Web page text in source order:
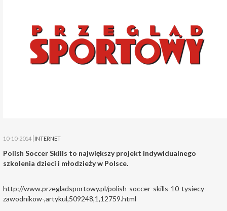
10-10-2014 INTERNET
Polish Soccer Skills to największy projekt indywidualnego
szkolenia dzieci i młodzieży w Polsce.
http://www.przegladsportowy.pl/polish-soccer-skills-10-tysiecy-
zawodnikow-,artykul,509248,1,12759.html